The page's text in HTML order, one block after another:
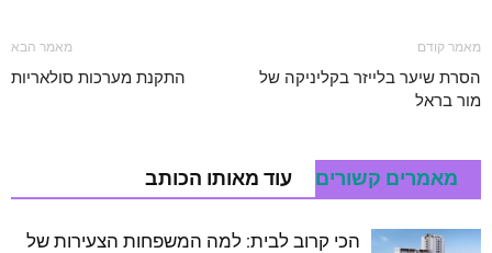
מאמר קודם
הסרת שיער בלייזר בקליניקה של
מור בראל
מאמר הבא
התקנת מערכות סולאריות
מאמרים קשורים עוד מאותו הכותב
הכי קרוב לבית: למה המשפחות הצעירות של